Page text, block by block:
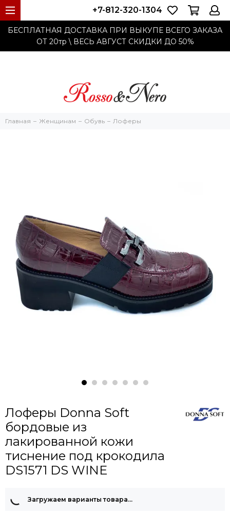
БЕСПЛАТНАЯ ДОСТАВКА ПРИ ВЫКУПЕ ВСЕГО ЗАКАЗА
ОТ 20тр \ ВЕСЬ АВГУСТ СКИДКИ ДО 50%
+7-812-320-1304
Главная Женщинам Обувь Лоферы
Лоферы Donna Soft
бордовые из
лакированной кожи
тиснение под крокодила
DS1571 DS WINE
Загружаем варианты товара…